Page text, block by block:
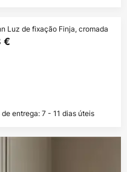
Luz de fixação Finja, cromada
€
de entrega: 7 - 11 dias úteis